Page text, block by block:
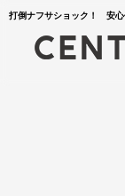
打倒ナフサショック！ 安心